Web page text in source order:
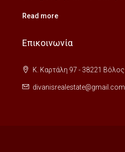
Read more
Επικοινωνία
Κ. Καρτάλη 97 - 38221 Βόλος
divanisrealestate@gmail.com